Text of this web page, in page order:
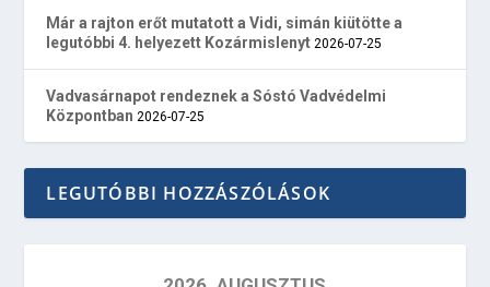
Már a rajton erőt mutatott a Vidi, simán kiütötte a
legutóbbi 4. helyezett Kozármislenyt 2026-07-25
Vadvasárnapot rendeznek a Sóstó Vadvédelmi
Központban 2026-07-25
LEGUTÓBBI HOZZÁSZÓLÁSOK